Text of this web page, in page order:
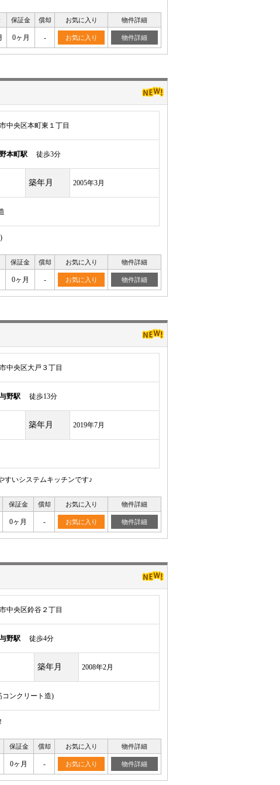
保証金 償却 お気に入り 物件詳細
0ヶ月 - お気に入り 物件詳細
中央区本町東１丁目
本町駅 徒歩3分
築年月 2005年3月
保証金 償却 お気に入り 物件詳細
0ヶ月 - お気に入り 物件詳細
中央区大戸３丁目
野駅 徒歩13分
築年月 2019年7月
すいシステムキッチンです♪
保証金 償却 お気に入り 物件詳細
0ヶ月 - お気に入り 物件詳細
中央区鈴谷２丁目
野駅 徒歩4分
築年月 2008年2月
コンクリート造)
保証金 償却 お気に入り 物件詳細
0ヶ月 - お気に入り 物件詳細